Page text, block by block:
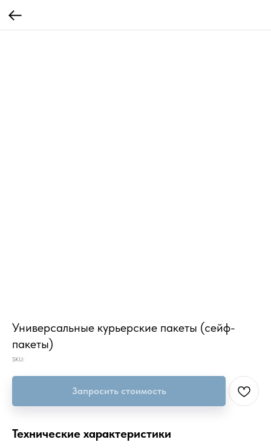
Универсальные курьерские пакеты (сейф-
пакеты)
SKU:
Запросить стоимость
Технические характеристики